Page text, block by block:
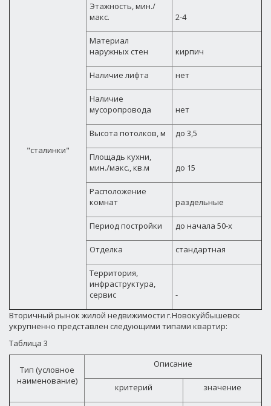
"сталинки"
Этажность, мин./
макс.
2-4
Материал
наружных стен
кирпич
Наличие лифта нет
Наличие
мусоропровода
нет
Высота потолков, м до 3,5
Площадь кухни,
мин./макс., кв.м
до 15
Расположение
комнат
раздельные
Период постройки до начала 50-х
Отделка стандартная
Территория,
инфраструктура,
сервис
-
Вторичный рынок жилой недвижимости г.Новокуйбышевск
укрупненно представлен следующими типами квартир:
Таблица 3
Тип (условное
наименование)
Описание
критерий значение